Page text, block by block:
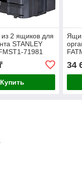
из 2 ящиков для
STANLEY
71981
Купить
34